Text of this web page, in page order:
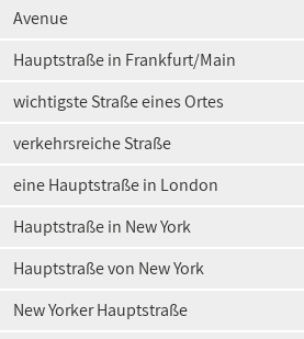
Avenue
Hauptstraße in Frankfurt/Main
wichtigste Straße eines Ortes
verkehrsreiche Straße
eine Hauptstraße in London
Hauptstraße in New York
Hauptstraße von New York
New Yorker Hauptstraße